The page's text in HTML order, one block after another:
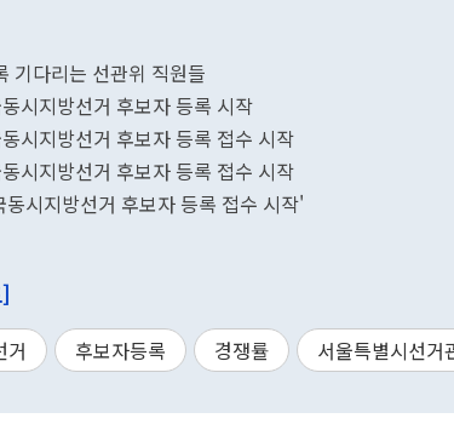
기다리는 선관위 직원들
시지방선거 후보자 등록 시작
시지방선거 후보자 등록 접수 시작
시지방선거 후보자 등록 접수 시작
시지방선거 후보자 등록 접수 시작'
거 후보자등록 경쟁률 서울특별시선거